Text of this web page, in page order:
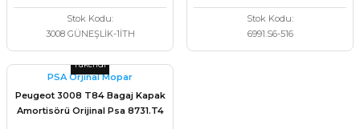
Stok Kodu
3008 GÜNEŞLİK-1İTH
Stok Kodu
6991.S6-516
Tükendi
PSA Orjinal Mopar
Peugeot 3008 T84 Bagaj Kapak
Amortisörü Orijinal Psa 8731.T4